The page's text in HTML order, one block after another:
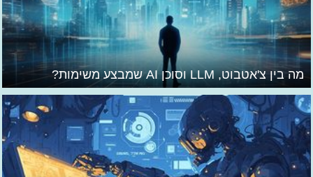
מה בין צ'אטבוט, LLM וסוכן AI שמבצע משימות?